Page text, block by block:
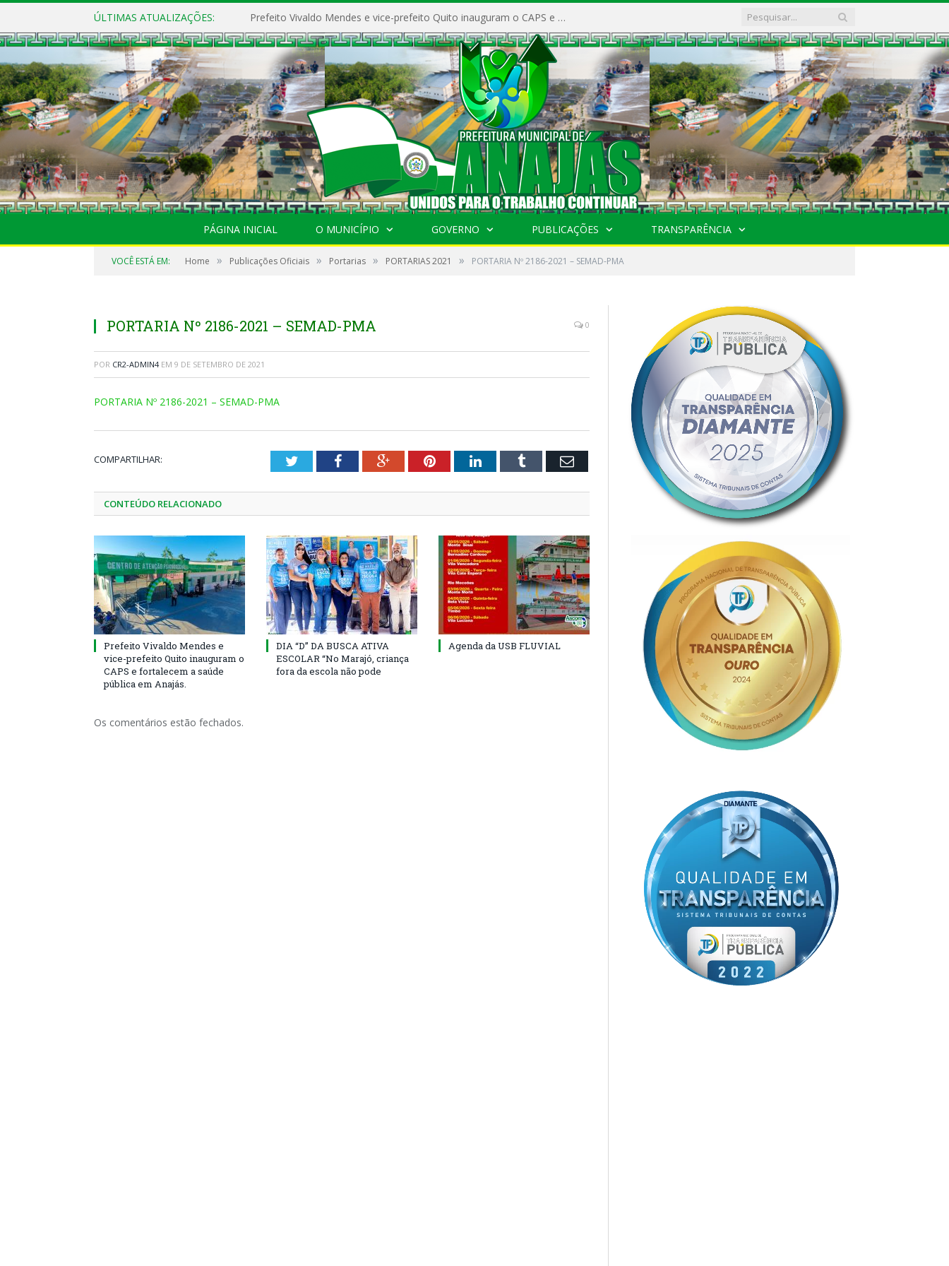
ÚLTIMAS ATUALIZAÇÕES: Prefeito Vivaldo Mendes e vice-prefeito Quito inauguram o CAPS e fortalecem a saúde pública em Anajás.
PÁGINA INICIAL O MUNICÍPIO GOVERNO PUBLICAÇÕES TRANSPARÊNCIA
VOCÊ ESTÁ EM: Home » Publicações Oficiais » Portarias » PORTARIAS 2021 » PORTARIA Nº 2186-2021 – SEMAD-PMA
PORTARIA Nº 2186-2021 – SEMAD-PMA 0
POR CR2-ADMIN4 EM 9 DE SETEMBRO DE 2021
PORTARIA Nº 2186-2021 – SEMAD-PMA
COMPARTILHAR: TwitterFacebookGoogle+PinterestLinkedInTumblr Email
CONTEÚDO RELACIONADO
Prefeito Vivaldo Mendes e
vice-prefeito Quito inauguram o
CAPS e fortalecem a saúde
pública em Anajás.
DIA “D” DA BUSCA ATIVA
ESCOLAR “No Marajó, criança
fora da escola não pode
Agenda da USB FLUVIAL
Os comentários estão fechados.